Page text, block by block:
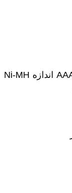
2 عدد باتری قابل شارژ 1.2 ولت AA یا AAA اندازه Ni-MH